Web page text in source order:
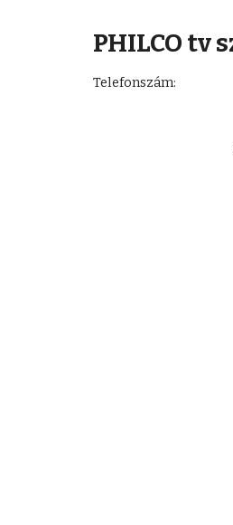
PHILCO tv
Telefonszám: